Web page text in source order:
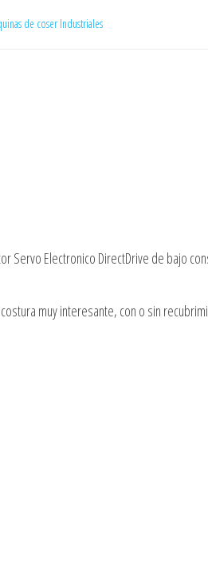
de coser Industriales
Servo Electronico DirectDrive de bajo
muy interesante, con o sin